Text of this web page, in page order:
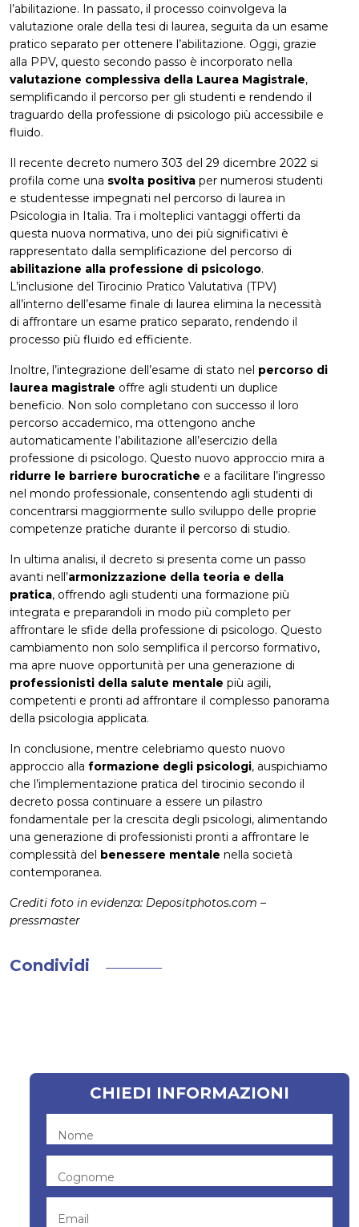
l’abilitazione. In passato, il processo coinvolgeva la
valutazione orale della tesi di laurea, seguita da un esame
pratico separato per ottenere l’abilitazione. Oggi, grazie
alla PPV, questo secondo passo è incorporato nella
valutazione complessiva della Laurea Magistrale,
semplificando il percorso per gli studenti e rendendo il
traguardo della professione di psicologo più accessibile e
fluido.
Il recente decreto numero 303 del 29 dicembre 2022 si
profila come una svolta positiva per numerosi studenti
e studentesse impegnati nel percorso di laurea in
Psicologia in Italia. Tra i molteplici vantaggi offerti da
questa nuova normativa, uno dei più significativi è
rappresentato dalla semplificazione del percorso di
abilitazione alla professione di psicologo.
L’inclusione del Tirocinio Pratico Valutativa (TPV)
all’interno dell’esame finale di laurea elimina la necessità
di affrontare un esame pratico separato, rendendo il
processo più fluido ed efficiente.
Inoltre, l’integrazione dell’esame di stato nel percorso di
laurea magistrale offre agli studenti un duplice
beneficio. Non solo completano con successo il loro
percorso accademico, ma ottengono anche
automaticamente l’abilitazione all’esercizio della
professione di psicologo. Questo nuovo approccio mira a
ridurre le barriere burocratiche e a facilitare l’ingresso
nel mondo professionale, consentendo agli studenti di
concentrarsi maggiormente sullo sviluppo delle proprie
competenze pratiche durante il percorso di studio.
In ultima analisi, il decreto si presenta come un passo
avanti nell’armonizzazione della teoria e della
pratica, offrendo agli studenti una formazione più
integrata e preparandoli in modo più completo per
affrontare le sfide della professione di psicologo. Questo
cambiamento non solo semplifica il percorso formativo,
ma apre nuove opportunità per una generazione di
professionisti della salute mentale più agili,
competenti e pronti ad affrontare il complesso panorama
della psicologia applicata.
In conclusione, mentre celebriamo questo nuovo
approccio alla formazione degli psicologi, auspichiamo
che l’implementazione pratica del tirocinio secondo il
decreto possa continuare a essere un pilastro
fondamentale per la crescita degli psicologi, alimentando
una generazione di professionisti pronti a affrontare le
complessità del benessere mentale nella società
contemporanea.
Crediti foto in evidenza: Depositphotos.com –
pressmaster
Condividi
CHIEDI INFORMAZIONI
Nome
Cognome
Email